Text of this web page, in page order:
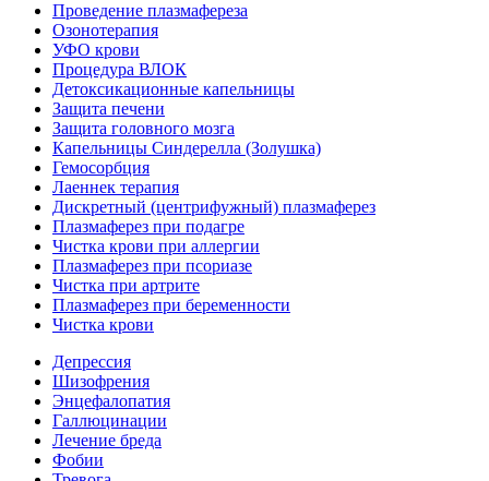
Проведение плазмафереза
Озонотерапия
УФО крови
Процедура ВЛОК
Детоксикационные капельницы
Защита печени
Защита головного мозга
Капельницы Синдерелла (Золушка)
Гемосорбция
Лаеннек терапия
Дискретный (центрифужный) плазмаферез
Плазмаферез при подагре
Чистка крови при аллергии
Плазмаферез при псориазе
Чистка при артрите
Плазмаферез при беременности
Чистка крови
Депрессия
Шизофрения
Энцефалопатия
Галлюцинации
Лечение бреда
Фобии